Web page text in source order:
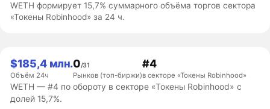
WETH формирует 15,7% суммарного объёма торгов сектора
«Токены Robinhood» за 24 ч.
$185,4 млн.
Объём 24ч
0/31
Рынков (топ-биржи)
#4
в секторе «Токены Robinhood»
WETH — #4 по обороту в секторе «Токены Robinhood» с
долей 15,7%.